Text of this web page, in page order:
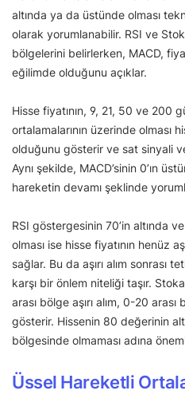
altında ya da üstünde olması
olarak yorumlanabilir. RSI ve
bölgelerini belirlerken, MACD,
eğilimde olduğunu açıklar.
Hisse fiyatının, 9, 21, 50 ve 200
ortalamalarının üzerinde olması
olduğunu gösterir ve sat sinyali
Aynı şekilde, MACD’sinin 0’ın
hareketin devamı şeklinde
RSI göstergesinin 70’in altında
olması ise hisse fiyatının henüz
sağlar. Bu da aşırı alım sonrası
karşı bir önlem niteliği taşır.
arası bölge aşırı alım, 0-20 arası
gösterir. Hissenin 80 değerinin
bölgesinde olmaması adına
Üssel Hareketli